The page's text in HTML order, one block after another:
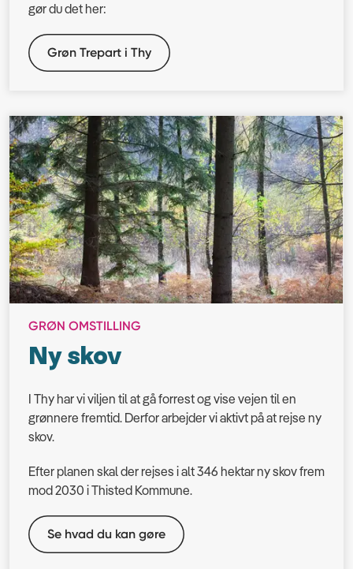
gør du det her:
Grøn Trepart i Thy
GRØN OMSTILLING
Ny skov
I Thy har vi viljen til at gå forrest og vise vejen til en
grønnere fremtid. Derfor arbejder vi aktivt på at rejse ny
skov.
Efter planen skal der rejses i alt 346 hektar ny skov frem
mod 2030 i Thisted Kommune.
Se hvad du kan gøre